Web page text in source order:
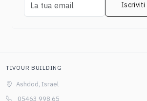
Iscriviti
TIVOUR BUILDING
Ashdod, Israel
05463 998 65